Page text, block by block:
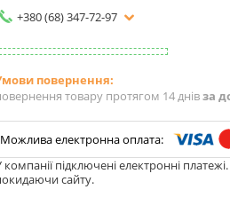
+380 (68) 347-72-97
товару протягом 14 днівза
компанії підключені електронні
сайту.